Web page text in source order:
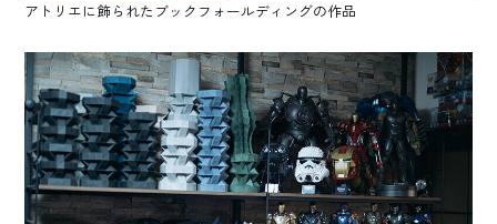
アトリエに飾られたブックフォールディングの作品